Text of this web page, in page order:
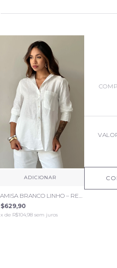
ADICIONAR
x de R$104,98 sem juros